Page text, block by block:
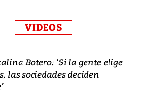
VIDEOS
Botero: ‘Si la gente elige
las sociedades deciden